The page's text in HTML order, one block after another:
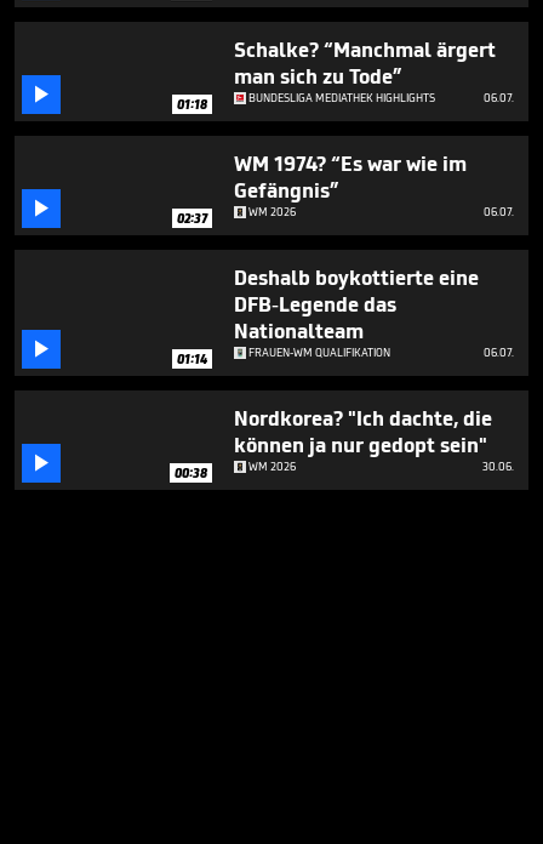
 01:18
Schalke? “Manchmal ärgert
man sich zu Tode”
BUNDESLIGA MEDIATHEK HIGHLIGHTS 06.07.
 02:37
WM 1974? “Es war wie im
Gefängnis”
WM 2026 06.07.
 01:14
Deshalb boykottierte eine
DFB-Legende das
Nationalteam
FRAUEN-WM QUALIFIKATION 06.07.
 00:38
Nordkorea? "Ich dachte, die
können ja nur gedopt sein"
WM 2026 30.06.